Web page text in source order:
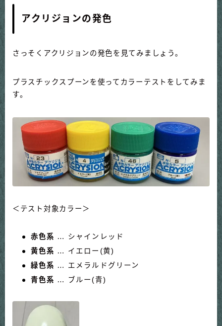
アクリジョンの発色
さっそくアクリジョンの発色を見てみましょう。
プラスチックスプーンを使ってカラーテストをしてみま
す。
＜テスト対象カラー＞
赤色系 … シャインレッド
黄色系 … イエロー(黄)
緑色系 … エメラルドグリーン
青色系 … ブルー(青)